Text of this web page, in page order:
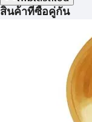
สินค้าที่ซื้อคู่กัน